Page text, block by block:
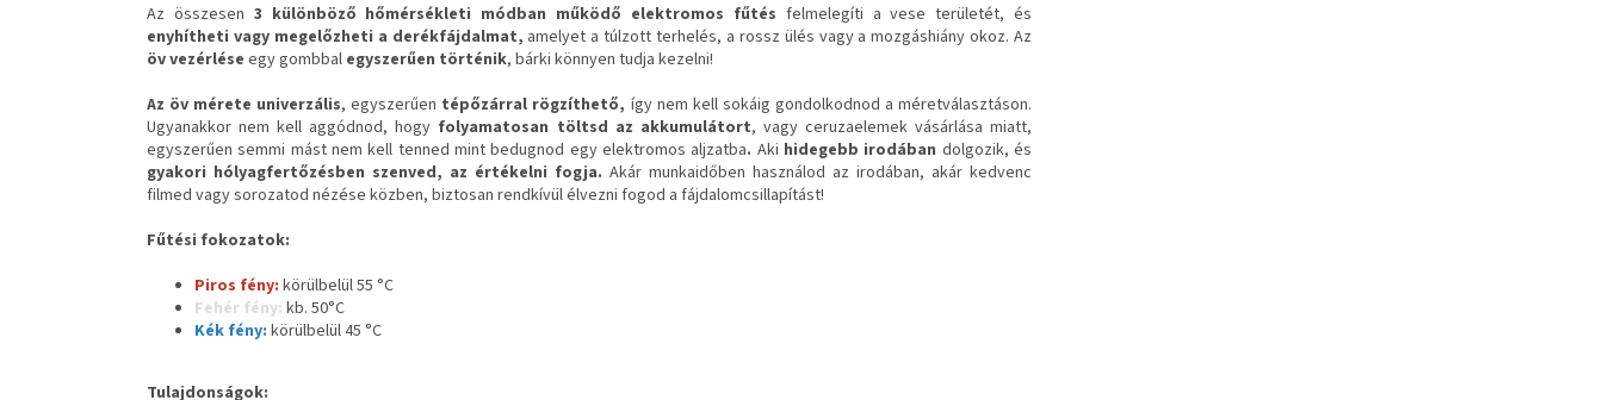
Az összesen 3 különböző hőmérsékleti módban működő elektromos fűtés felmelegíti a vese területét, és
enyhítheti vagy megelőzheti a derékfájdalmat, amelyet a túlzott terhelés, a rossz ülés vagy a mozgáshiány okoz. Az
öv vezérlése egy gombbal egyszerűen történik, bárki könnyen tudja kezelni!
Az öv mérete univerzális, egyszerűen tépőzárral rögzíthető, így nem kell sokáig gondolkodnod a méretválasztáson.
Ugyanakkor nem kell aggódnod, hogy folyamatosan töltsd az akkumulátort, vagy ceruzaelemek vásárlása miatt,
egyszerűen semmi mást nem kell tenned mint bedugnod egy elektromos aljzatba. Aki hidegebb irodában dolgozik, és
gyakori hólyagfertőzésben szenved, az értékelni fogja. Akár munkaidőben használod az irodában, akár kedvenc
filmed vagy sorozatod nézése közben, biztosan rendkívül élvezni fogod a fájdalomcsillapítást!
Fűtési fokozatok:
Piros fény: körülbelül 55 °C
Fehér fény: kb. 50°C
Kék fény: körülbelül 45 °C
Tulajdonságok: